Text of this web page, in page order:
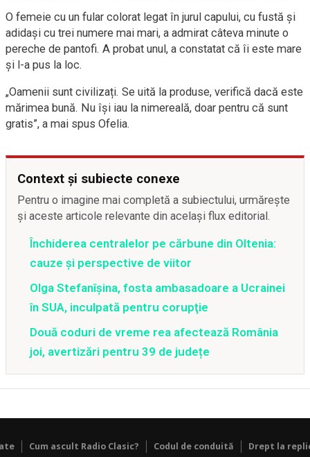
O femeie cu un fular colorat legat în jurul capului, cu fustă și
adidași cu trei numere mai mari, a admirat câteva minute o
pereche de pantofi. A probat unul, a constatat că îi este mare
și l-a pus la loc.
„Oamenii sunt civilizați. Se uită la produse, verifică dacă este
mărimea bună. Nu își iau la nimereală, doar pentru că sunt
gratis”, a mai spus Ofelia.
Context și subiecte conexe
Pentru o imagine mai completă a subiectului, urmărește
și aceste articole relevante din același flux editorial.
Închiderea centralelor pe cărbune din Oltenia:
cauze și perspective de viitor
Olga Stefanîşina, fosta ambasadoare a Ucrainei
în SUA, inculpată pentru corupţie
Două coduri de vreme rea afectează România
joi, avertizări pentru 39 de județe
Cum ascult Radio Clasic? Codul de conduită Drept la